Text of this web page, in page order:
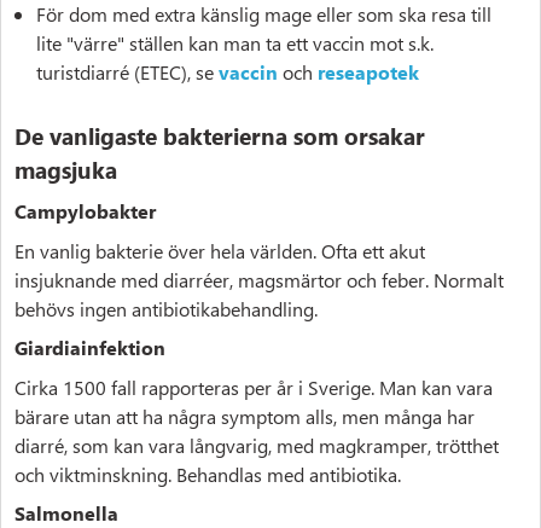
För dom med extra känslig mage eller som ska resa till
lite "värre" ställen kan man ta ett vaccin mot s.k.
turistdiarré (ETEC), sevaccin och reseapotek
De vanligaste bakterierna som orsakar
magsjuka
Campylobakter
En vanlig bakterie över hela världen. Ofta ett akut
insjuknande med diarréer, magsmärtor och feber. Normalt
behövs ingen antibiotikabehandling.
Giardiainfektion
Cirka 1500 fall rapporteras per år i Sverige. Man kan vara
bärare utan att ha några symptom alls, men många har
diarré, som kan vara långvarig, med magkramper, trötthet
och viktminskning. Behandlas med antibiotika.
Salmonella